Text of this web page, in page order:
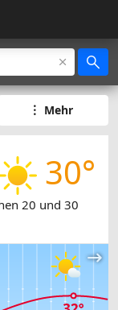
Mehr
30°
20 und 30